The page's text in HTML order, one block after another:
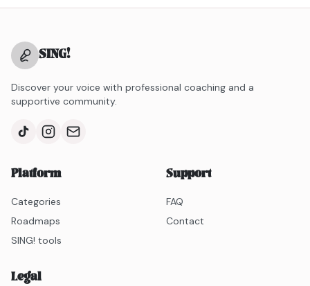
SING!
Discover your voice with professional coaching and a
supportive community.
Platform
Categories
Roadmaps
SING! tools
Support
FAQ
Contact
Legal